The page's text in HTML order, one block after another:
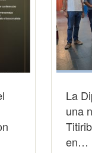
La
una
en…